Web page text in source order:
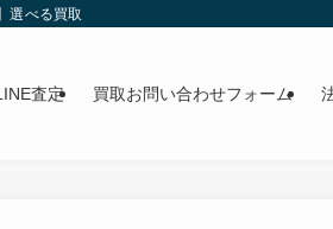
選べる買取
査定 買取お問い合わせフォーム